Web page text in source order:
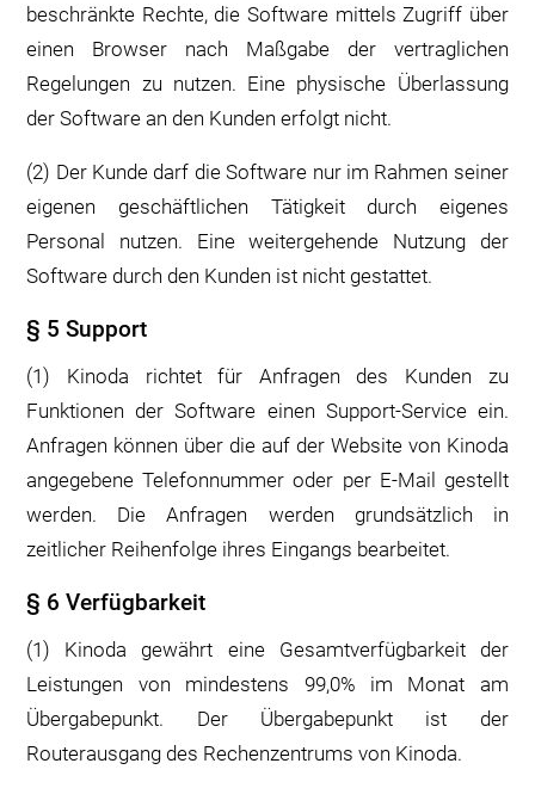
beschränkte Rechte, die Software mittels Zugriff über
einen Browser nach Maßgabe der vertraglichen
Regelungen zu nutzen. Eine physische Überlassung
der Software an den Kunden erfolgt nicht.
(2) Der Kunde darf die Software nur im Rahmen seiner
eigenen geschäftlichen Tätigkeit durch eigenes
Personal nutzen. Eine weitergehende Nutzung der
Software durch den Kunden ist nicht gestattet.
§ 5 Support
(1) Kinoda richtet für Anfragen des Kunden zu
Funktionen der Software einen Support-Service ein.
Anfragen können über die auf der Website von Kinoda
angegebene Telefonnummer oder per E-Mail gestellt
werden. Die Anfragen werden grundsätzlich in
zeitlicher Reihenfolge ihres Eingangs bearbeitet.
§ 6 Verfügbarkeit
(1) Kinoda gewährt eine Gesamtverfügbarkeit der
Leistungen von mindestens 99,0% im Monat am
Übergabepunkt. Der Übergabepunkt ist der
Routerausgang des Rechenzentrums von Kinoda.